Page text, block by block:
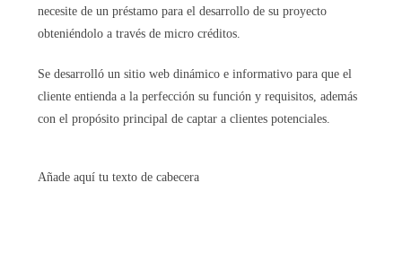
necesite de un préstamo para el desarrollo de su proyecto
obteniéndolo a través de micro créditos.
Se desarrolló un sitio web dinámico e informativo para que el
cliente entienda a la perfección su función y requisitos, además
con el propósito principal de captar a clientes potenciales.
Añade aquí tu texto de cabecera